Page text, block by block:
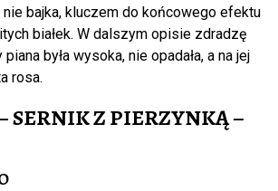
nie bajka, kluczem do końcowego efektu
białek. W dalszym opisie zdradzę
była wysoka, nie opadała, a na jej
rosa.
SERNIK Z PIERZYNKĄ –